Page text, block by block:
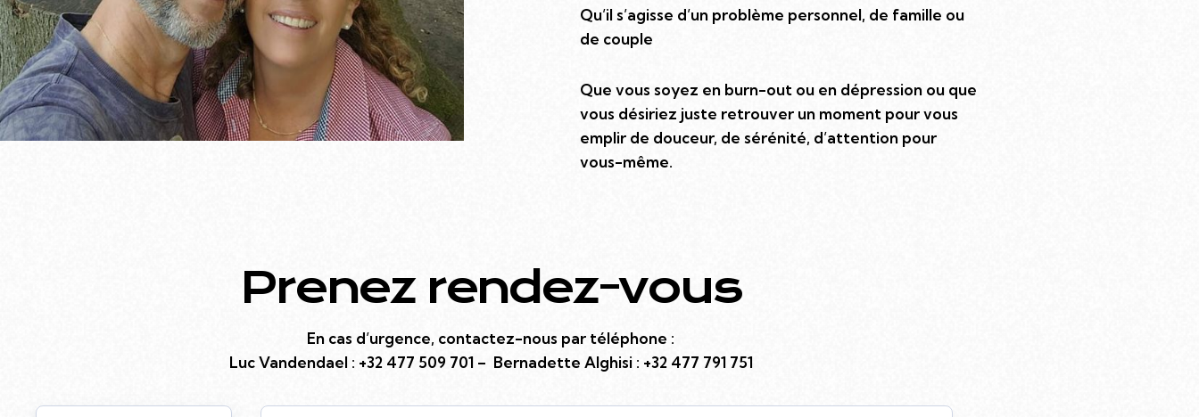
Qu’il s’agisse d’un problème personnel, de famille ou
de couple
Que vous soyez en burn-out ou en dépression ou que
vous désiriez juste retrouver un moment pour vous
emplir de douceur, de sérénité, d’attention pour
vous-même.
Prenez rendez-vous
En cas d’urgence, contactez-nous par téléphone :
Luc Vandendael : +32 477 509 701 – Bernadette Alghisi : +32 477 791 751